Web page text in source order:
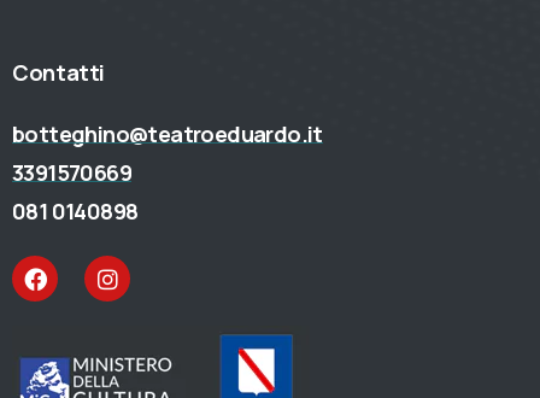
Contatti
botteghino@teatroeduardo.it
3391570669
081 0140898